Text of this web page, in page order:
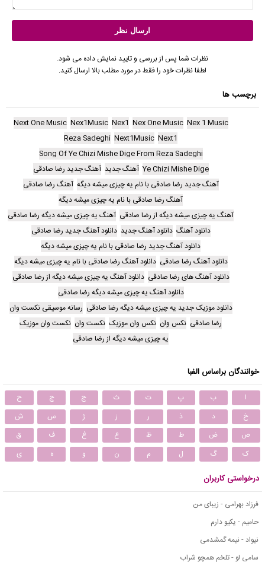
نظرات شما پس از بررسی و تایید نمایش داده می شود.
لطفا نظرات خود را فقط در مورد مطلب بالا ارسال کنید.
برچسب ها
Nex 1 Music
Nex One Music
Nex1
Nex1Music
Next One Music
Next1
Next1Music
Reza Sadeghi
Song Of Ye Chizi Mishe Dige From Reza Sadeghi
Ye Chizi Mishe Dige آهنگ جدید آهنگ جدید رضا صادقی
آهنگ جدید رضا صادقی با نام یه چیزی میشه دیگه آهنگ رضا صادقی
آهنگ رضا صادقی با نام یه چیزی میشه دیگه
آهنگ یه چیزی میشه دیگه از رضا صادقی آهنگ یه چیزی میشه دیگه رضا صادقی
دانلود آهنگ دانلود آهنگ جدید دانلود آهنگ جدید رضا صادقی
دانلود آهنگ جدید رضا صادقی با نام یه چیزی میشه دیگه
دانلود آهنگ رضا صادقی دانلود آهنگ رضا صادقی با نام یه چیزی میشه دیگه
دانلود آهنگ های رضا صادقی دانلود آهنگ یه چیزی میشه دیگه از رضا صادقی
دانلود آهنگ یه چیزی میشه دیگه رضا صادقی
دانلود موزیک جدید یه چیزی میشه دیگه رضا صادقی رسانه موسیقی نکست وان
رضا صادقی نکس وان نکس وان موزیک نکست وان نکست وان موزیک
یه چیزی میشه دیگه از رضا صادقی
خوانندگان براساس الفبا
ا ب پ ت ث ج چ
ح
خ
د ذ ر ز ژ س
ش
ص
ض ط ظ ع غ ف
ق
ک
گ ل م ن و ه ی
درخواستی کاربران
فرزاد بهرامی - زیبای من
حامیم - یکیو دارم
نیواد - نیمه گمشدمی
سامی لو - تلخم همچو شراب